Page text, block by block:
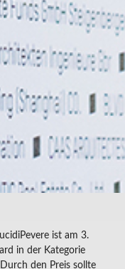
ist am 3.
in der Kategorie
den Preis sollte